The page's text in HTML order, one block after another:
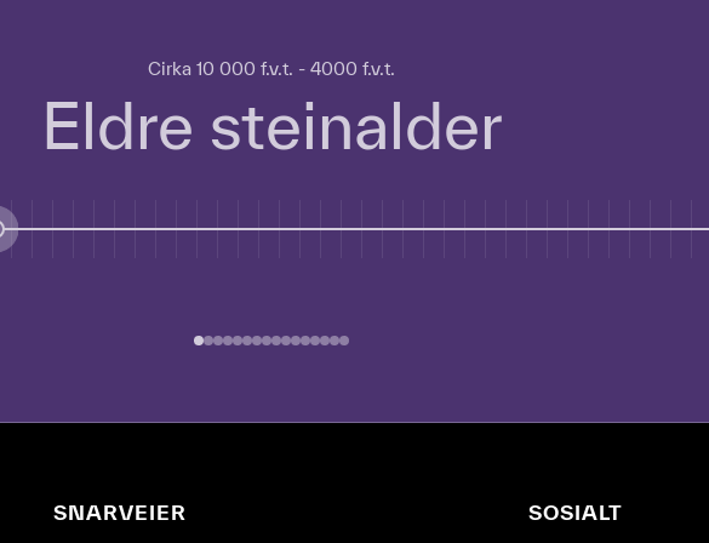
Cirka 10 000 f.v.t. - 4000 f.v.t.
Eldre steinalder
SNARVEIER SOSIALT